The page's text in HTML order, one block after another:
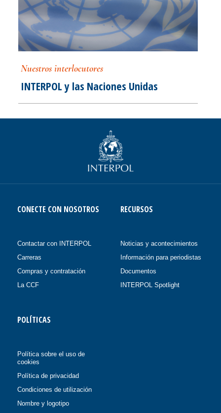
Nuestros interlocutores
INTERPOL y las Naciones Unidas
CONECTE CON NOSOTROS
Contactar con INTERPOL
Carreras
Compras y contratación
La CCF
RECURSOS
Noticias y acontecimientos
Información para periodistas
Documentos
INTERPOL Spotlight
POLÍTICAS
Política sobre el uso de
cookies
Política de privacidad
Condiciones de utilización
Nombre y logotipo